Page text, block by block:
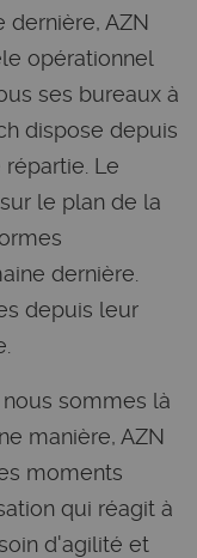
dernière, AZN
opérationnel
ses bureaux à
dispose depuis
Le
le plan de la
dernière.
depuis leur
sommes là
manière, AZN
moments
qui réagit à
d'agilité et